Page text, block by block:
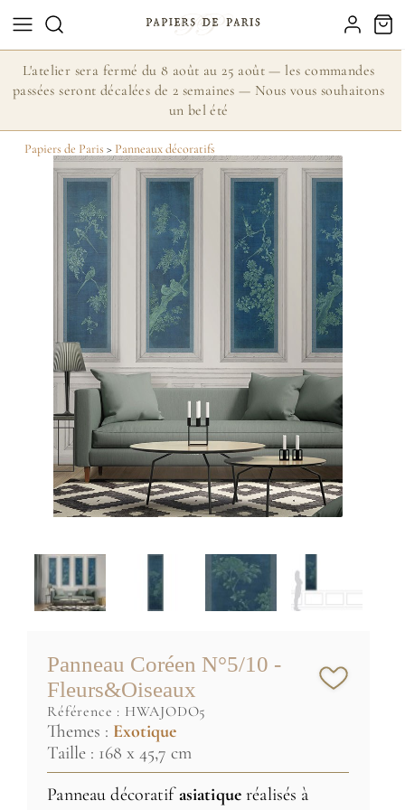
L'atelier sera fermé du 8 août au 25 août — les commandes
passées seront décalées de 2 semaines — Nous vous souhaitons
un bel été
Papiers de Paris > Panneaux décoratifs
Panneau Coréen N°5/10 -
Fleurs&Oiseaux
référence : HWAJODO5
Themes : Exotique
Taille : 168 x 45,7 cm
Panneau décoratifasiatique réalisés à